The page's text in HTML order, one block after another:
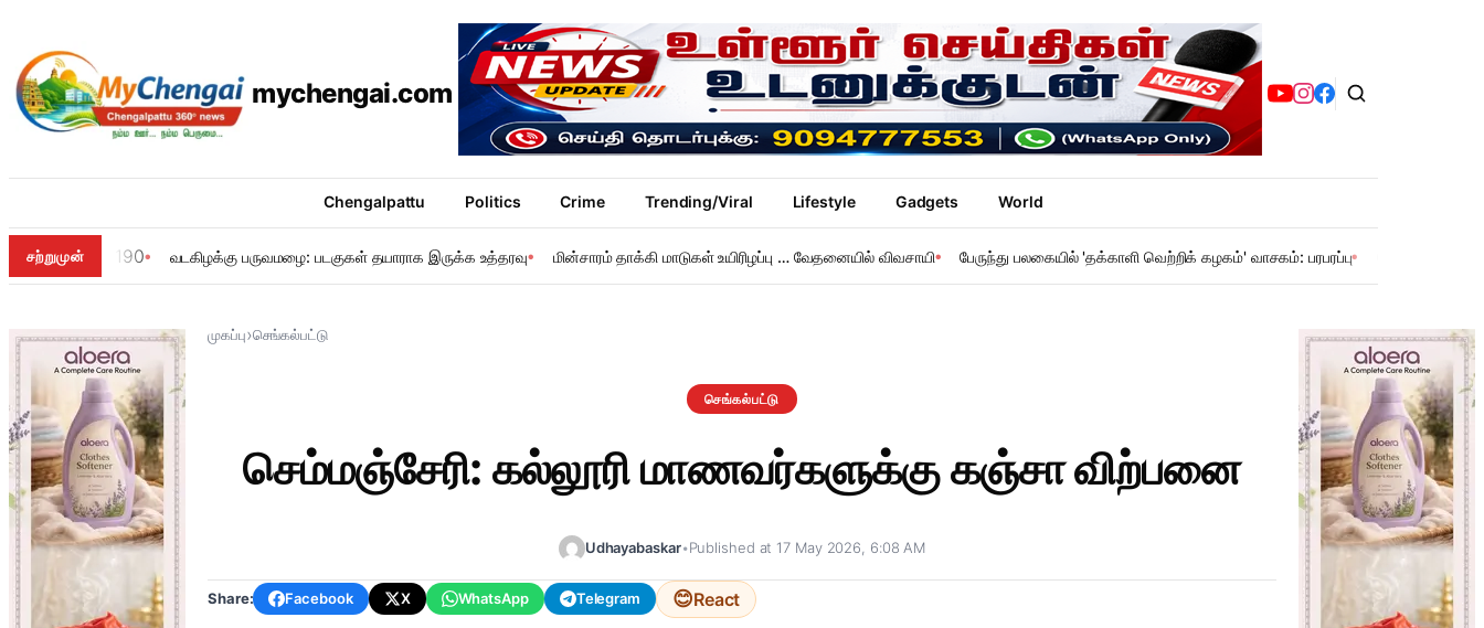
mychengai.com
Chengalpattu Politics Crime Trending/Viral Lifestyle Gadgets World
சற்றுமுன் 190 வடகிழக்கு பருவமழை: படகுகள் தயாராக இருக்க உத்தரவு மின்சாரம் தாக்கி மாடுகள் உயிரிழப்பு … வேதனையில் விவசாயி பேருந்து பலகையில் 'தக்காளி வெற்றிக் கழகம்' வாசகம்: பரபரப்பு
முகப்பு›செங்கல்பட்டு
செங்கல்பட்டு
செம்மஞ்சேரி: கல்லூரி மாணவர்களுக்கு கஞ்சா விற்பனை
Udhayabaskar•Published at 17 May 2026, 6:08 AM
Share: Facebook X WhatsApp Telegram 😊React